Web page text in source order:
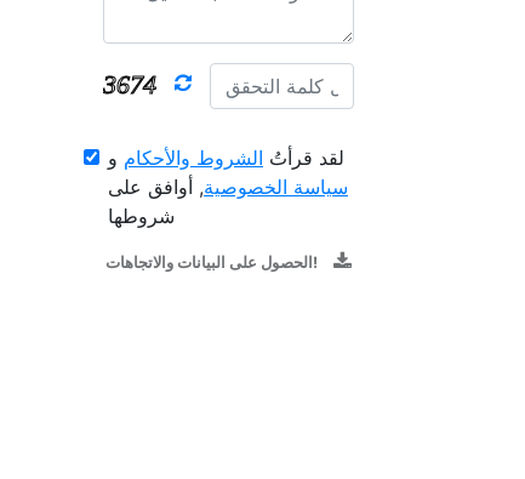
لقد قرأتُ الشروط والأحكام و
سياسة الخصوصية, أوافق على
شروطها
الحصول على البيانات والاتجاهات!